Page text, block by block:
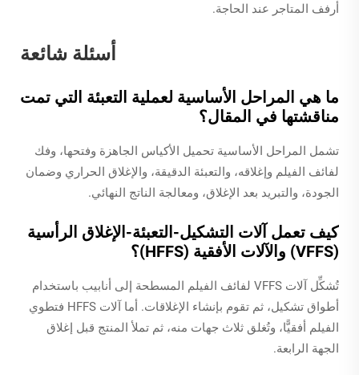
أرفف المتاجر عند الحاجة.
أسئلة شائعة
ما هي المراحل الأساسية لعملية التعبئة التي تمت
مناقشتها في المقال؟
تشمل المراحل الأساسية تحميل الأكياس الجاهزة وفتحها، وفك
لفائف الفيلم وإغلاقه، والتعبئة الدقيقة، والإغلاق الحراري وضمان
الجودة، والتبريد بعد الإغلاق، ومعالجة الناتج النهائي.
كيف تعمل آلات التشكيل-التعبئة-الإغلاق الرأسية
(VFFS) والآلات الأفقية (HFFS)؟
تُشكِّل آلات VFFS لفائف الفيلم المسطحة إلى أنابيب باستخدام
أطواق تشكيل، ثم تقوم بإنشاء الإغلاقات. أما آلات HFFS فتطوي
الفيلم أفقيًّا، وتُغلق ثلاث جهات منه، ثم تملأ المنتج قبل إغلاق
الجهة الرابعة.